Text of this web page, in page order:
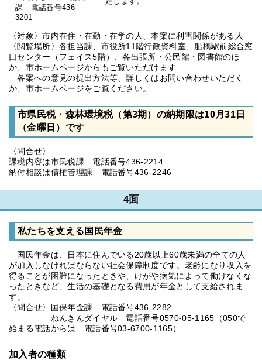
課 電話番号436-
3201
〈対象〉市内在住・在勤・在学の人、本案に利害関係がある人
〈閲覧場所〉各担当課、市役所11階行政資料室、船橋駅前総合窓
口センター（フェイス5階）、各出張所・公民館・図書館のほ
か、市ホームページからもご覧いただけます
各案への意見の提出方法等、詳しくはお問い合わせいただく
か、市ホームページをご覧ください。
市県民税・森林環境税（第3期）の納期限は10月31日
（金曜日）です
〈問合せ〉
課税内容は市民税課 電話番号436-2214
納付相談は債権管理課 電話番号436-2246
4面
私たちを支える国民年金
国民年金は、日本に住んでいる20歳以上60歳未満の全ての人
が加入しなければならない社会保障制度です。老齢になり収入を
得ることが困難になったときや、けがや病気によって働けなくな
ったときなど、生活の基礎となる費用が年金として支給されま
す。
〈問合せ〉国保年金課 電話番号436-2282
ねんきんダイヤル 電話番号0570-05-1165（050で
始まる電話からは 電話番号03-6700-1165）
加入者の種類